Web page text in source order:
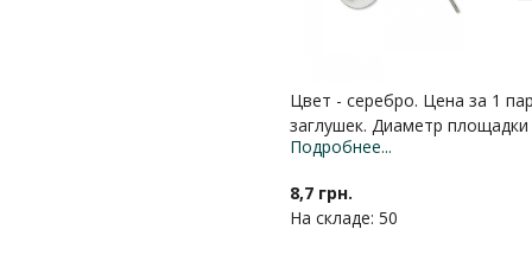
Цвет - серебро. Цена за 1
заглушек. Диаметр
Подробнее...
8,7 грн.
На складе: 50